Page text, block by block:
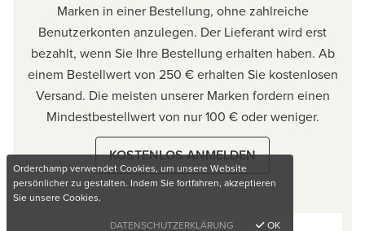
Marken in einer Bestellung, ohne zahlreiche
Benutzerkonten anzulegen. Der Lieferant wird erst
bezahlt, wenn Sie Ihre Bestellung erhalten haben. Ab
einem Bestellwert von 250 € erhalten Sie kostenlosen
Versand. Die meisten unserer Marken fordern einen
Mindestbestellwert von nur 100 € oder weniger.
KOSTENLOS ANMELDEN
Orderchamp verwendet Cookies, um unsere Website
persönlicher zu gestalten. Indem Sie fortfahren, akzeptieren
Sie unsere Cookies.
DATENSCHUTZERKLÄRUNG
OK